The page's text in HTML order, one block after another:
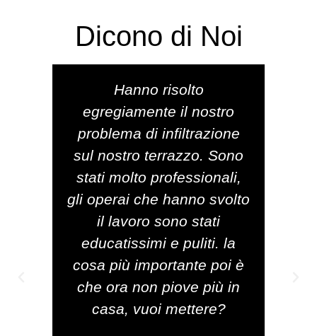
Dicono di Noi
Hanno risolto
egregiamente il nostro
problema di infiltrazione
sul nostro terrazzo. Sono
stati molto professionali,
gli operai che hanno svolto
il lavoro sono stati
educatissimi e puliti. la
cosa più importante poi è
che ora non piove più in
casa, vuoi mettere?